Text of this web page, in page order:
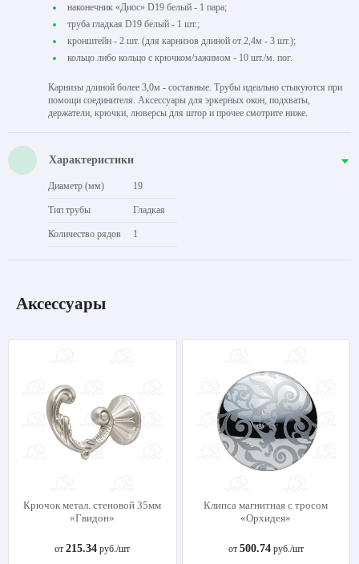
наконечник «Диос» D19 белый - 1 пара;
труба гладкая D19 белый - 1 шт.;
кронштейн - 2 шт. (для карнизов длиной от 2,4м - 3 шт.);
кольцо либо кольцо с крючком/зажимом - 10 шт./м. пог.
Карнизы длиной более 3,0м - составные. Трубы идеально стыкуются при
помощи соединителя. Аксессуары для эркерных окон, подхваты,
держатели, крючки, люверсы для штор и прочее смотрите ниже.
Характеристики
Диаметр (мм) 19
Тип трубы Гладкая
Количество рядов 1
Аксессуары
Крючок метал. стеновой 35мм
«Гвидон»
от215.34 руб./шт
Клипса магнитная с тросом
«Орхидея»
от 500.74руб./шт